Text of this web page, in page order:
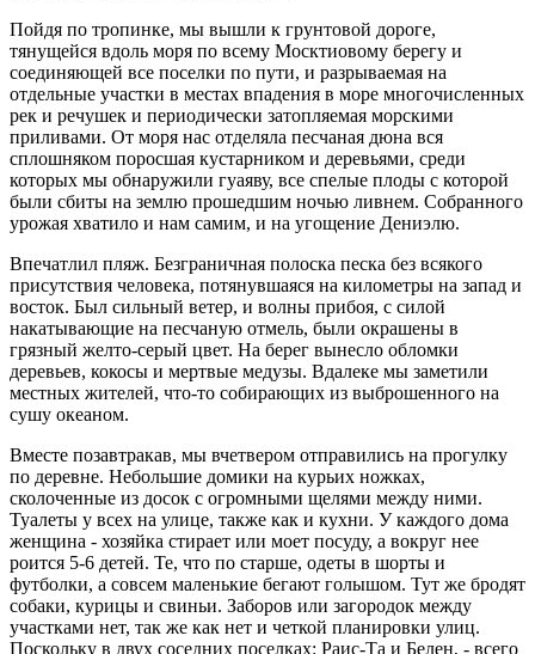
Пойдя по тропинке, мы вышли к грунтовой дороге,
тянущейся вдоль моря по всему Москтиовому берегу и
соединяющей все поселки по пути, и разрываемая на
отдельные участки в местах впадения в море многочисленных
рек и речушек и периодически затопляемая морскими
приливами. От моря нас отделяла песчаная дюна вся
сплошняком поросшая кустарником и деревьями, среди
которых мы обнаружили гуаяву, все спелые плоды с которой
были сбиты на землю прошедшим ночью ливнем. Собранного
урожая хватило и нам самим, и на угощение Дениэлю.
Впечатлил пляж. Безграничная полоска песка без всякого
присутствия человека, потянувшаяся на километры на запад и
восток. Был сильный ветер, и волны прибоя, с силой
накатывающие на песчаную отмель, были окрашены в
грязный желто-серый цвет. На берег вынесло обломки
деревьев, кокосы и мертвые медузы. Вдалеке мы заметили
местных жителей, что-то собирающих из выброшенного на
сушу океаном.
Вместе позавтракав, мы вчетвером отправились на прогулку
по деревне. Небольшие домики на курьих ножках,
сколоченные из досок с огромными щелями между ними.
Туалеты у всех на улице, также как и кухни. У каждого дома
женщина - хозяйка стирает или моет посуду, а вокруг нее
роится 5-6 детей. Те, что по старше, одеты в шорты и
футболки, а совсем маленькие бегают голышом. Тут же бродят
собаки, курицы и свиньи. Заборов или загородок между
участками нет, так же как нет и четкой планировки улиц.
Поскольку в двух соседних поселках: Раис-Та и Белен, - всего